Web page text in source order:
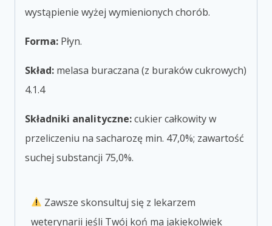
wystąpienie wyżej wymienionych chorób.
Forma: Płyn.
Skład: melasa buraczana (z buraków cukrowych)
4.1.4
Składniki analityczne:cukier całkowity w
przeliczeniu na sacharozę min. 47,0%; zawartość
suchej substancji 75,0%.
Zawsze skonsultuj się z lekarzem
weterynarii jeśli Twój koń ma jakiekolwiek